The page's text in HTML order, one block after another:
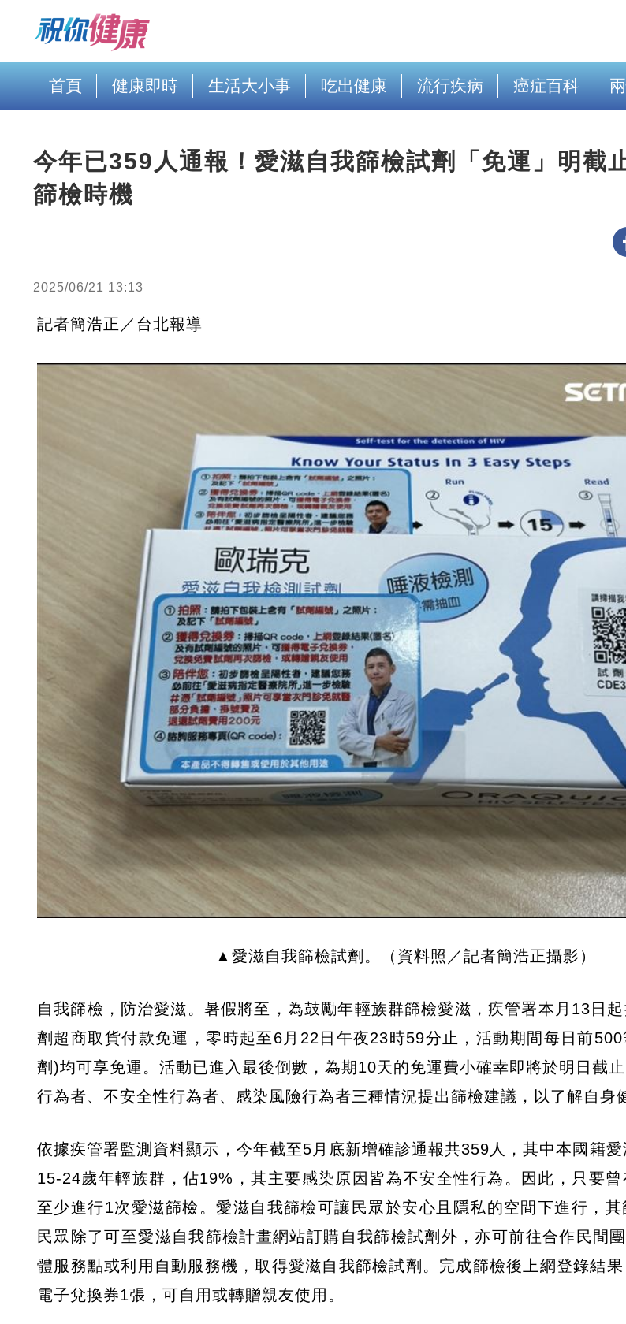
首頁 健康即時 生活大小事 吃出健康 流行疾病 癌症百科
今年已359人通報！愛滋自我篩檢試劑「免運」明
篩檢時機
2025/06/21 13:13
記者簡浩正／台北報導
▲愛滋自我篩檢試劑。（資料照／記者簡浩正攝影）
自我篩檢，防治愛滋。暑假將至，為鼓勵年輕族群篩檢愛滋，疾管署本月13日
劑超商取貨付款免運，零時起至6月22日午夜23時59分止，活動期間每日前
劑)均可享免運。活動已進入最後倒數，為期10天的免運費小確幸即將於明日截
行為者、不安全性行為者、感染風險行為者三種情況提出篩檢建議，以了解自身
依據疾管署監測資料顯示，今年截至5月底新增確診通報共359人，其中本國籍
15-24歲年輕族群，佔19%，其主要感染原因皆為不安全性行為。因此，只要
至少進行1次愛滋篩檢。愛滋自我篩檢可讓民眾於安心且隱私的空間下進行，其
民眾除了可至愛滋自我篩檢計畫網站訂購自我篩檢試劑外，亦可前往合作民間
體服務點或利用自動服務機，取得愛滋自我篩檢試劑。完成篩檢後上網登錄結
電子兌換券1張，可自用或轉贈親友使用。